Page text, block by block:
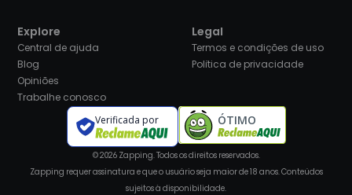
Explore
Central de ajuda
Blog
Opiniões
Trabalhe conosco
Legal
Termos e condições de uso
Política de privacidade
Verificada por ÓTIMO
© 2026 Zapping. Todos os direitos reservados.
Zapping requer assinatura e que o usuário seja maior de 18 anos. Conteúdos
sujeitos à disponibilidade.